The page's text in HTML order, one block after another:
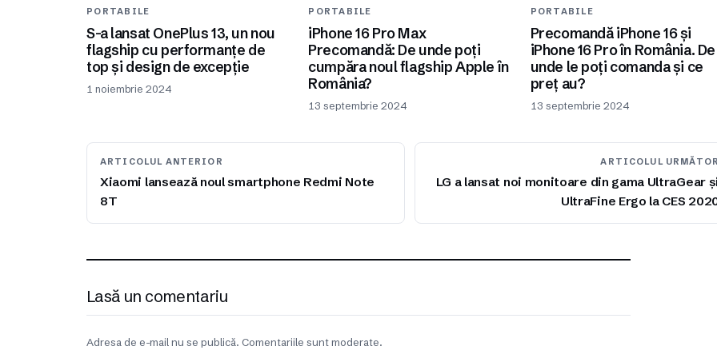
PORTABILE
S-a lansat OnePlus 13, un nou
flagship cu performanțe de
top și design de excepție
1 noiembrie 2024
PORTABILE
iPhone 16 Pro Max
Precomandă: De unde poți
cumpăra noul flagship Apple în
România?
13 septembrie 2024
PORTABILE
Precomandă iPhone 16 și
iPhone 16 Pro în România. De
unde le poți comanda și ce
preț au?
13 septembrie 2024
ARTICOLUL ANTERIOR
Xiaomi lansează noul smartphone Redmi Note
8T
ARTICOLUL URMĂTOR
LG a lansat noi monitoare din gama UltraGear
UltraFine Ergo la CES
Lasă un comentariu
Adresa de e-mail nu se publică. Comentariile sunt moderate.